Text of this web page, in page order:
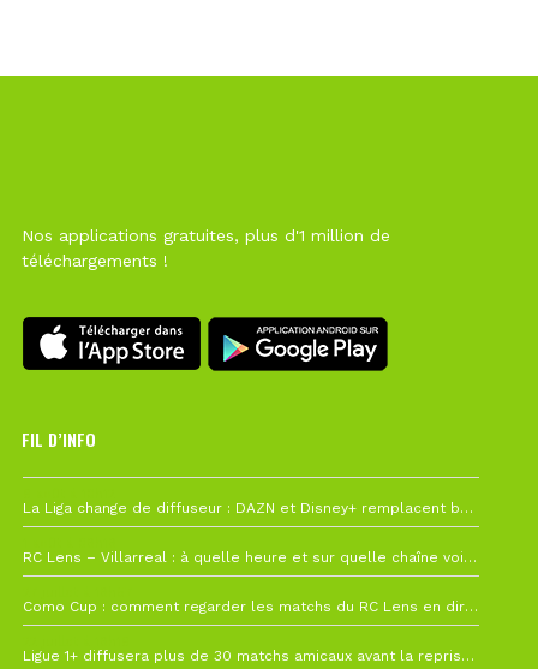
Nos applications gratuites, plus d'1 million de
téléchargements !
FIL D’INFO
La Liga change de diffuseur : DAZN et Disney+ remplacent beIN Sports !
RC Lens – Villarreal : à quelle heure et sur quelle chaîne voir la finale de la Como Cup ?
Como Cup : comment regarder les matchs du RC Lens en direct ?
Ligue 1+ diffusera plus de 30 matchs amicaux avant la reprise de la Ligue 1